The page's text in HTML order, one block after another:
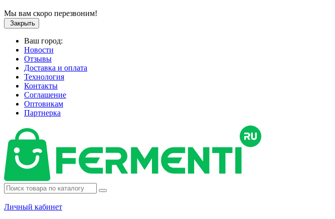
Мы вам скоро перезвоним!
Закрыть
Ваш город:
Новости
Отзывы
Доставка и оплата
Технология
Контакты
Соглашение
Оптовикам
Партнерка
Личный кабинет